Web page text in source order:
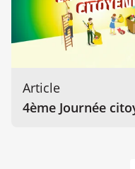
Article
4ème Journée